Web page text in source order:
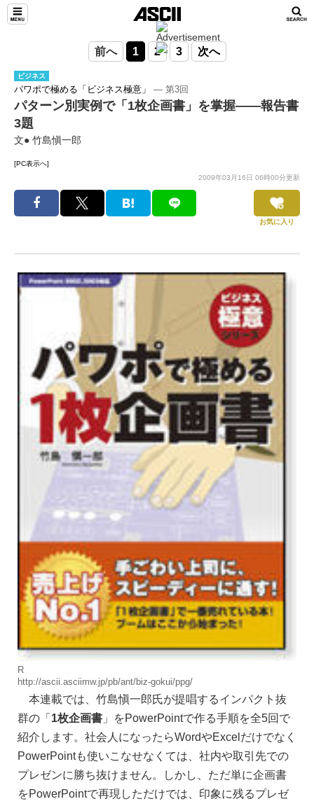
前へ 1 2 3 次へ
ビジネス
パワポで極める「ビジネス極意」 ― 第3回
パターン別実例で「1枚企画書」を掌握――報告書
3題
文● 竹島愼一郎
[PC表示へ]
2009年03月16日 06時00分更新
お気に入り
R
http://ascii.asciimw.jp/pb/ant/biz-gokui/ppg/
本連載では、竹島愼一郎氏が提唱するインパクト抜
群の「 1枚企画書 」をPowerPointで作る手順を全5回で
紹介します。社会人になったらWordやExcelだけでなく
PowerPointも使いこなせなくては、社内や取引先での
プレゼンに勝ち抜けません。しかし、ただ単に企画書
をPowerPointで再現しただけでは、印象に残るプレゼ